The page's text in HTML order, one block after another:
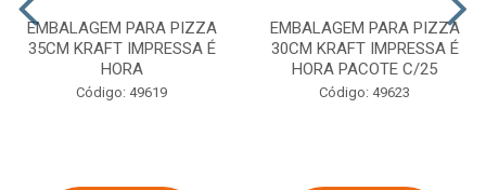
EMBALAGEM PARA PIZZA
35CM KRAFT IMPRESSA É
HORA
Código: 49619
EMBALAGEM PARA PIZZA
30CM KRAFT IMPRESSA É
HORA PACOTE C/25
Código: 49623